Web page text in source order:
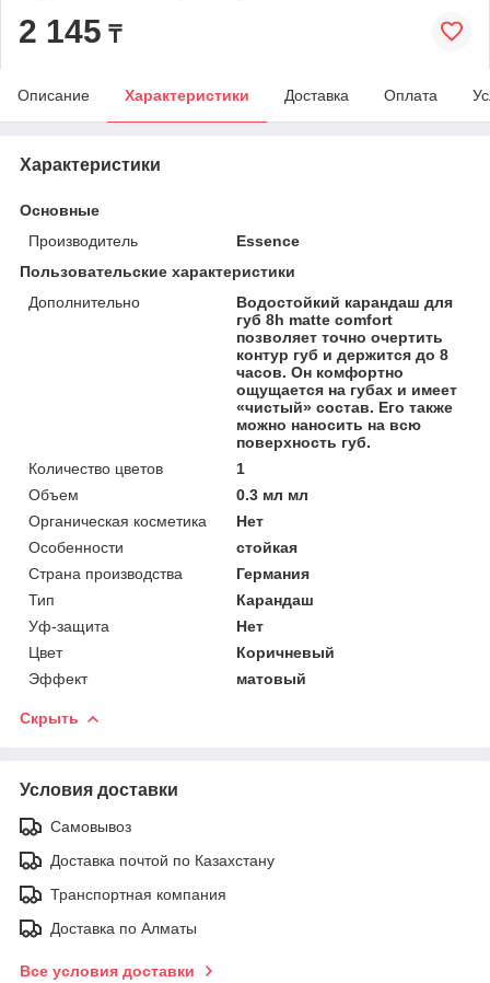
2 145 ₸
Описание Характеристики Доставка Оплата
Характеристики
Основные
Производитель
Essence
Пользовательские характеристики
Дополнительно
Водостойкий карандаш для
губ 8h matte comfort
позволяет точно очертить
контур губ и держится до 8
часов. Он комфортно
ощущается на губах и имеет
«чистый» состав. Его также
можно наносить на всю
поверхность губ.
Количество цветов
1
Объем
0.3 мл мл
Органическая косметика
Нет
Особенности
стойкая
Страна производства
Германия
Тип
Карандаш
Уф-защита
Нет
Цвет
Коричневый
Эффект
матовый
Скрыть
Условия доставки
Самовывоз
Доставка почтой по Казахстану
Транспортная компания
Доставка по Алматы
Все условия доставки